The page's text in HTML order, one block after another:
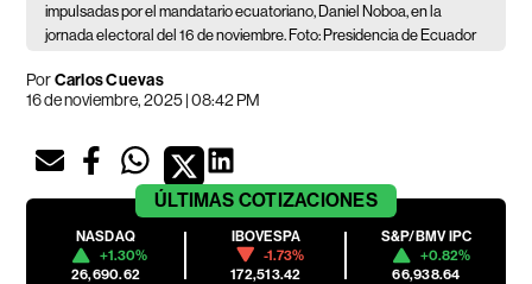
impulsadas por el mandatario ecuatoriano, Daniel Noboa, en la
jornada electoral del 16 de noviembre. Foto: Presidencia de Ecuador
PorCarlos Cuevas
16 de noviembre, 2025 | 08:42 PM
ÚLTIMAS COTIZACIONES
NASDAQ
+1.30%
26,690.62
IBOVESPA
-1.73%
172,513.42
S&P/BMV IPC
+0.82%
66,938.64